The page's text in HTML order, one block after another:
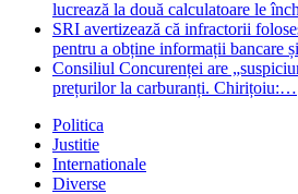
lucrează la două calculatoare le
SRI avertizează că infractorii
pentru a obține informații bancare
Consiliul Concurenței are
prețurilor la carburanți. Chirițoiu:…
Politica
Justitie
Internationale
Diverse